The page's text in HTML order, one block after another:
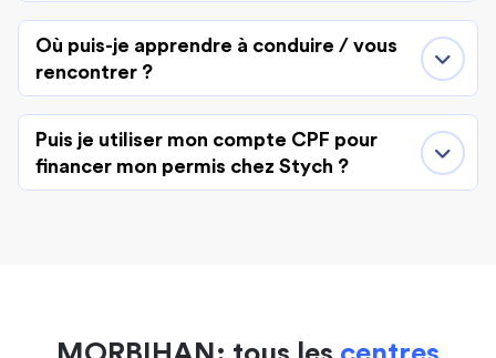
Où puis-je apprendre à conduire / vous
rencontrer ?
Puis je utiliser mon compte CPF pour
financer mon permis chez Stych ?